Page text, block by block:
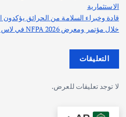
الاستثمارية
قادة وخبراء السلامة من الحرائق يؤكدون
خلال مؤتمر ومعرض NFPA 2026 في لاس فيغاس
التعليقات
لا توجد تعليقات للعرض.